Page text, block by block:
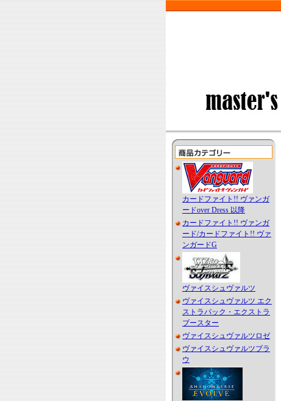
カードファイト!! ヴァンガ
ードover Dress 以降
カードファイト!! ヴァンガ
ード/カードファイト!! ヴァ
ンガードG
ヴァイスシュヴァルツ
ヴァイスシュヴァルツ エク
ストラパック・エクストラ
ブースター
ヴァイスシュヴァルツロゼ
ヴァイスシュヴァルツブラ
ウ